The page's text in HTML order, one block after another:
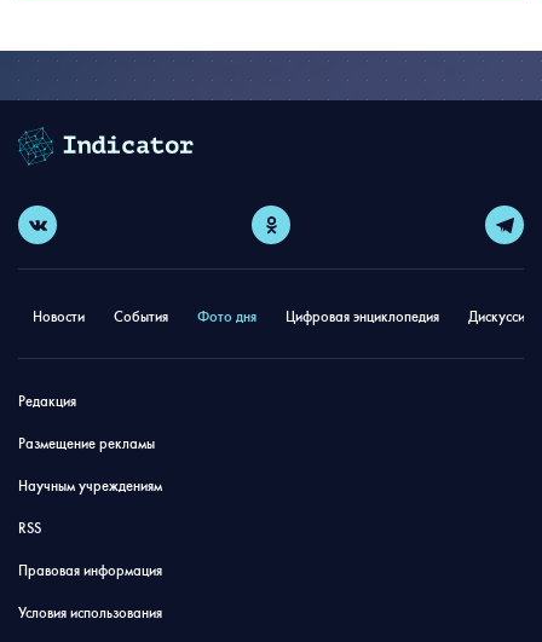
Новости События Фото дня Цифровая энциклопедия
Редакция
Размещение рекламы
Научным учреждениям
RSS
Правовая информация
Условия использования